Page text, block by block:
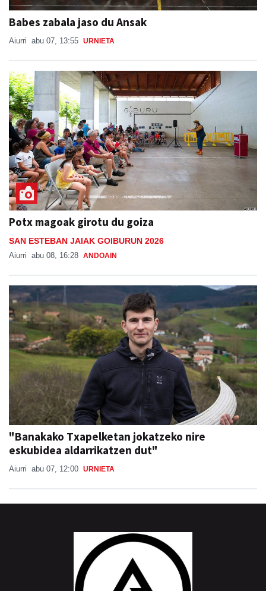
Babes zabala jaso du Ansak
Aiurri abu 07, 13:55 URNIETA
Potx magoak girotu du goiza
SAN ESTEBAN JAIAK GOIBURUN 2026
Aiurri abu 08, 16:28 ANDOAIN
"Banakako Txapelketan jokatzeko nire
eskubidea aldarrikatzen dut"
Aiurri abu 07, 12:00 URNIETA